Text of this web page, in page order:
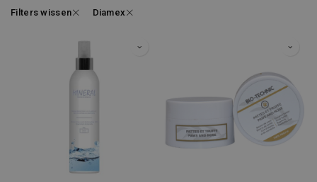
Filters wissen Diamex